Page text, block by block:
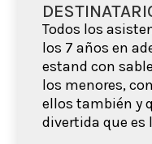
Todos los
los 7 años en
estand con
los menores,
ellos también y
divertida que es